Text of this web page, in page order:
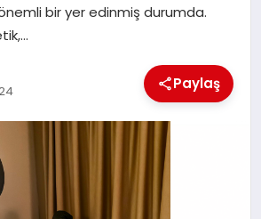
bir yer edinmiş durumda.
Paylaş